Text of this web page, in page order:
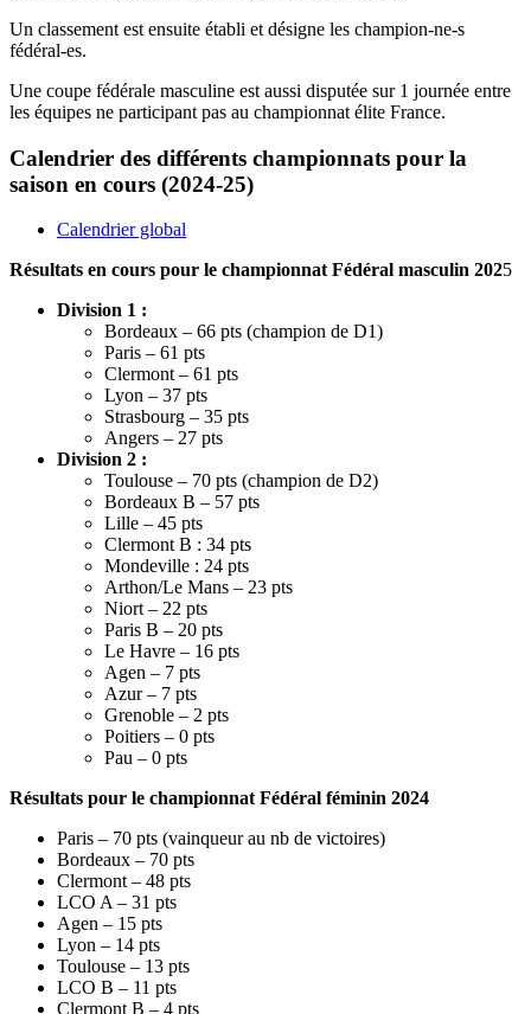
Un classement est ensuite établi et désigne les champion-ne-s
fédéral-es.
Une coupe fédérale masculine est aussi disputée sur 1 journée entre
les équipes ne participant pas au championnat élite France.
Calendrier des différents championnats pour la
saison en cours (2024-25)
Calendrier global
Résultats en cours pour le championnat Fédéral masculin 2025
Division 1 :
Bordeaux – 66 pts (champion de D1)
Paris – 61 pts
Clermont – 61 pts
Lyon – 37 pts
Strasbourg – 35 pts
Angers – 27 pts
Division 2 :
Toulouse – 70 pts (champion de D2)
Bordeaux B – 57 pts
Lille – 45 pts
Clermont B : 34 pts
Mondeville : 24 pts
Arthon/Le Mans – 23 pts
Niort – 22 pts
Paris B – 20 pts
Le Havre – 16 pts
Agen – 7 pts
Azur – 7 pts
Grenoble – 2 pts
Poitiers – 0 pts
Pau – 0 pts
Résultats pour le championnat Fédéral féminin 2024
Paris – 70 pts (vainqueur au nb de victoires)
Bordeaux – 70 pts
Clermont – 48 pts
LCO A – 31 pts
Agen – 15 pts
Lyon – 14 pts
Toulouse – 13 pts
LCO B – 11 pts
Clermont B – 4 pts